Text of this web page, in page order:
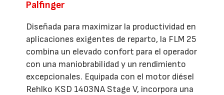
Palfinger
Diseñada para maximizar la productividad en
aplicaciones exigentes de reparto, la FLM 25
combina un elevado confort para el operador
con una maniobrabilidad y un rendimiento
excepcionales. Equipada con el motor diésel
Rehlko KSD 1403NA Stage V, incorpora una